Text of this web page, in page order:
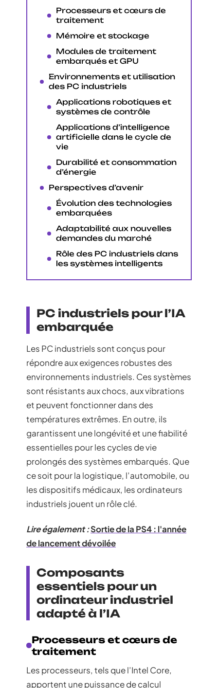
Processeurs et cœurs de
traitement
Mémoire et stockage
Modules de traitement
embarqués et GPU
Environnements et utilisation
des PC industriels
Applications robotiques et
systèmes de contrôle
Applications d’intelligence
artificielle dans le cycle de
vie
Durabilité et consommation
d’énergie
Perspectives d’avenir
Évolution des technologies
embarquées
Adaptabilité aux nouvelles
demandes du marché
Rôle des PC industriels dans
les systèmes intelligents
PC industriels pour l’IA
embarquée
Les PC industriels sont conçus pour
répondre aux exigences robustes des
environnements industriels. Ces systèmes
sont résistants aux chocs, aux vibrations
et peuvent fonctionner dans des
températures extrêmes. En outre, ils
garantissent une longévité et une fiabilité
essentielles pour les cycles de vie
prolongés des systèmes embarqués. Que
ce soit pour la logistique, l’automobile, ou
les dispositifs médicaux, les ordinateurs
industriels jouent un rôle clé.
Lire également :Sortie de la PS4 : l'année
de lancement dévoilée
Composants
essentiels pour un
ordinateur industriel
adapté à l’IA
Processeurs et cœurs de
traitement
Les processeurs, tels que l’Intel Core,
apportent une puissance de calcul